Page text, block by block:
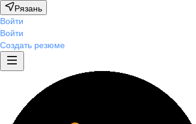
Рязань
Войти
Войти
Создать резюме